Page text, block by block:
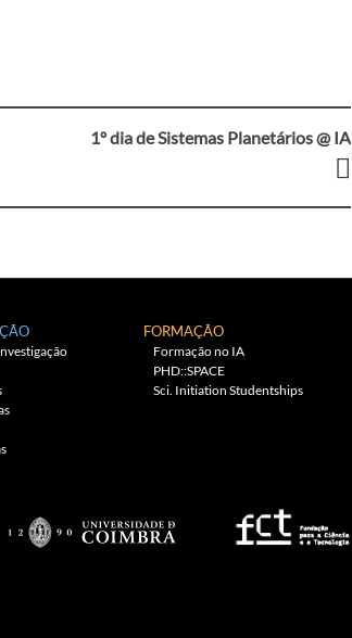
1º dia de Sistemas Planetários @ IA
FORMAÇÃO
Formação no IA
PHD::SPACE
Sci. Initiation Studentships